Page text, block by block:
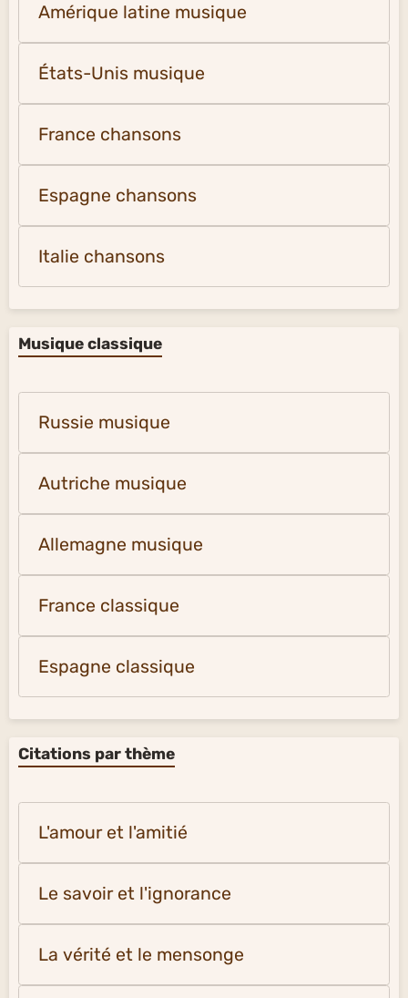
Amérique latine musique
États-Unis musique
France chansons
Espagne chansons
Italie chansons
Musique classique
Russie musique
Autriche musique
Allemagne musique
France classique
Espagne classique
Citations par thème
L'amour et l'amitié
Le savoir et l'ignorance
La vérité et le mensonge